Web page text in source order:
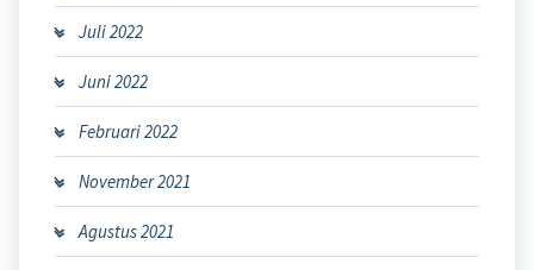
Juli 2022
Juni 2022
Februari 2022
November 2021
Agustus 2021